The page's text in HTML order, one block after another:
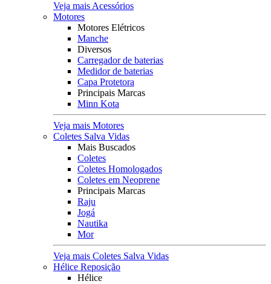
Veja mais Acessórios
Motores
Motores Elétricos
Manche
Diversos
Carregador de baterias
Medidor de baterias
Capa Protetora
Principais Marcas
Minn Kota
Veja mais Motores
Coletes Salva Vidas
Mais Buscados
Coletes
Coletes Homologados
Coletes em Neoprene
Principais Marcas
Raju
Jogá
Nautika
Mor
Veja mais Coletes Salva Vidas
Hélice Reposição
Hélice